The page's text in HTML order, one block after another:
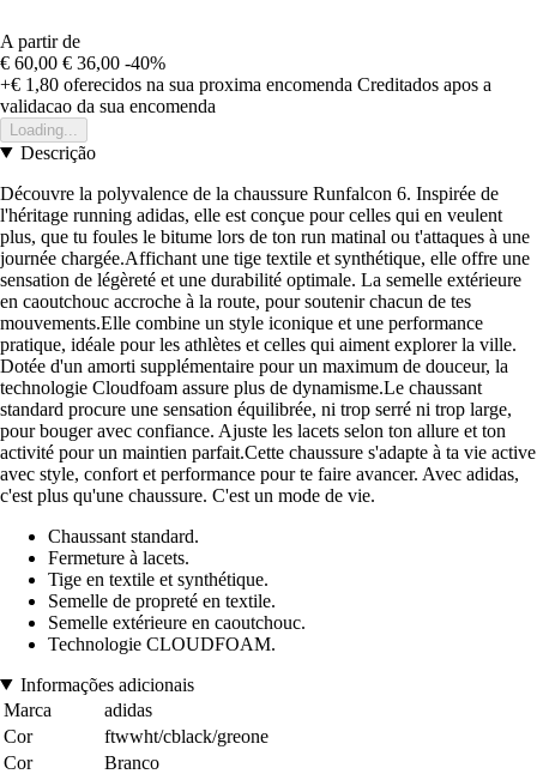
A partir de
€ 60,00 € 36,00 -40%
+€ 1,80 oferecidos na sua proxima encomenda Creditados apos a
validacao da sua encomenda
Loading...
Descrição
Découvre la polyvalence de la chaussure Runfalcon 6. Inspirée de
l'héritage running adidas, elle est conçue pour celles qui en veulent
plus, que tu foules le bitume lors de ton run matinal ou t'attaques à une
journée chargée.Affichant une tige textile et synthétique, elle offre une
sensation de légèreté et une durabilité optimale. La semelle extérieure
en caoutchouc accroche à la route, pour soutenir chacun de tes
mouvements.Elle combine un style iconique et une performance
pratique, idéale pour les athlètes et celles qui aiment explorer la ville.
Dotée d'un amorti supplémentaire pour un maximum de douceur, la
technologie Cloudfoam assure plus de dynamisme.Le chaussant
standard procure une sensation équilibrée, ni trop serré ni trop large,
pour bouger avec confiance. Ajuste les lacets selon ton allure et ton
activité pour un maintien parfait.Cette chaussure s'adapte à ta vie active
avec style, confort et performance pour te faire avancer. Avec adidas,
c'est plus qu'une chaussure. C'est un mode de vie.
Chaussant standard.
Fermeture à lacets.
Tige en textile et synthétique.
Semelle de propreté en textile.
Semelle extérieure en caoutchouc.
Technologie CLOUDFOAM.
Informações adicionais
Marca
adidas
Cor
ftwwht/cblack/greone
Cor
Branco